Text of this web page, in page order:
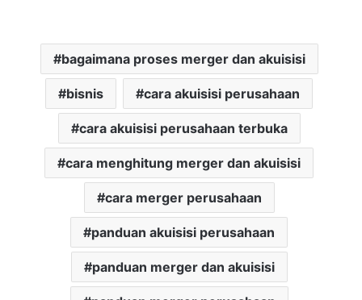
bagaimana proses merger dan akuisisi
bisnis cara akuisisi perusahaan
cara akuisisi perusahaan terbuka
cara menghitung merger dan akuisisi
cara merger perusahaan
panduan akuisisi perusahaan
panduan merger dan akuisisi